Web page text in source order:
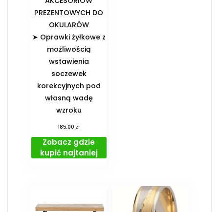
PREZENTOWYCH DO
OKULARÓW️
➤ Oprawki żyłkowe z
możliwością
wstawienia
soczewek
korekcyjnych pod
własną wadę
wzroku
185,00zł
Zobacz gdzie
kupić najtaniej